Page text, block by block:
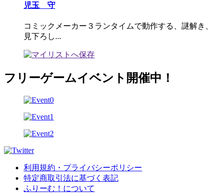
児玉 守
コミックメーカー３ランタイムで動作する、謎解き、
見下ろし...
フリーゲームイベント開催中！
利用規約・プライバシーポリシー
特定商取引法に基づく表記
ふりーむ！について